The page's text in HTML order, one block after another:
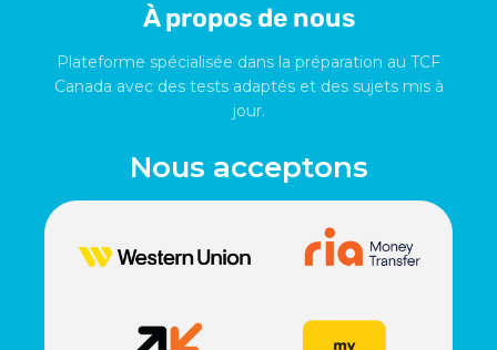
À propos de nous
Plateforme spécialisée dans la préparation au TCF
Canada avec des tests adaptés et des sujets mis à
jour.
Nous acceptons